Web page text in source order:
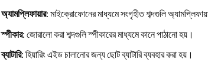
অ্যামপ্লিফায়ার: মাইক্রোফোনের মাধ্যমে সংগৃহীত শব্দগুলি
স্পীকার: জোরালো করা শব্দগুলি স্পীকারের মাধ্যমে কানে পাঠানো হয়।
ব্যাটারি: হিয়ারিং এইড চালানোর জন্য ছোট ব্যাটারি ব্যবহার করা হয়।